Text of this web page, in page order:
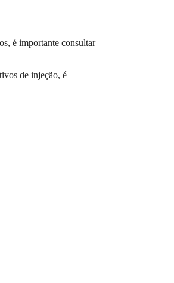
é importante consultar
de injeção, é